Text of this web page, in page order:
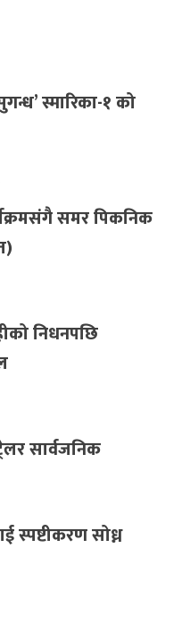
स्मारिका-१ को
समर पिकनिक
निधनपछि
सार्वजनिक
स्पष्टीकरण सोध्न